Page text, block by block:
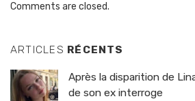
Comments are closed.
ARTICLES RÉCENTS
Après la disparition de
de son ex interroge